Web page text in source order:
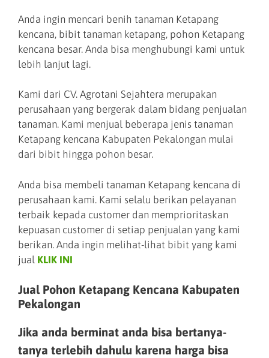
Anda ingin mencari benih tanaman Ketapang
kencana, bibit tanaman ketapang, pohon Ketapang
kencana besar. Anda bisa menghubungi kami untuk
lebih lanjut lagi.
Kami dari CV. Agrotani Sejahtera merupakan
perusahaan yang bergerak dalam bidang penjualan
tanaman. Kami menjual beberapa jenis tanaman
Ketapang kencana Kabupaten Pekalongan mulai
dari bibit hingga pohon besar.
Anda bisa membeli tanaman Ketapang kencana di
perusahaan kami. Kami selalu berikan pelayanan
terbaik kepada customer dan memprioritaskan
kepuasan customer di setiap penjualan yang kami
berikan. Anda ingin melihat-lihat bibit yang kami
jual KLIK INI
Jual Pohon Ketapang Kencana Kabupaten
Pekalongan
Jika anda berminat anda bisa bertanya-
tanya terlebih dahulu karena harga bisa